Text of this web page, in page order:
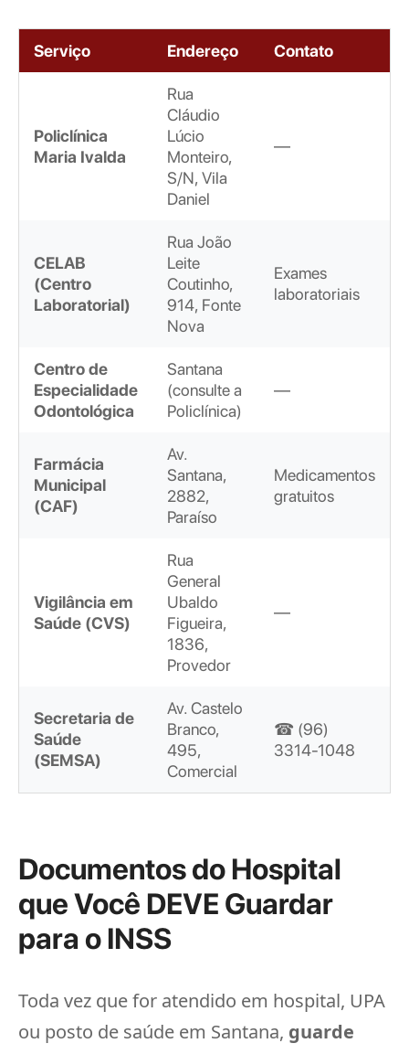
Serviço Endereço Contato
Policlínica
Maria Ivalda
Rua
Cláudio
Lúcio
Monteiro,
S/N, Vila
Daniel
—
CELAB
(Centro
Laboratorial)
Rua João
Leite
Coutinho,
914, Fonte
Nova
Exames
laboratoriais
Centro de
Especialidade
Odontológica
Santana
(consulte a
Policlínica)
—
Farmácia
Municipal
(CAF)
Av.
Santana,
2882,
Paraíso
Medicamentos
gratuitos
Vigilância em
Saúde (CVS)
Rua
General
Ubaldo
Figueira,
1836,
Provedor
—
Secretaria de
Saúde
(SEMSA)
Av. Castelo
Branco,
495,
Comercial
☎ (96)
3314-1048
Documentos do Hospital
que Você DEVE Guardar
para o INSS
Toda vez que for atendido em hospital, UPA
ou posto de saúde em Santana, guarde